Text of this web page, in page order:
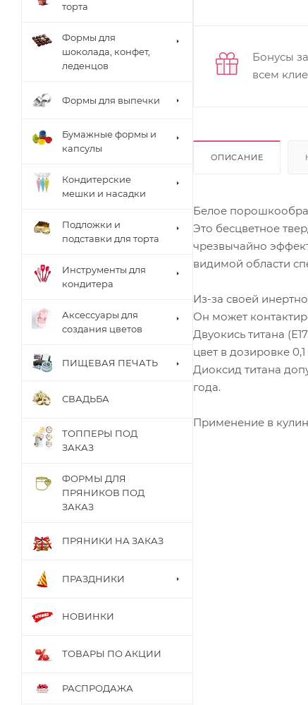
Бонусы
всем
ОПИСАНИЕ
Белое
Это бесцветное
чрезвычайно
видимой области
Из-за своей
Он может
Двуокись титана
цвет в дозировке 0,1
Диоксид титана
года.
Применение в
торта
Формы для
шоколада, конфет,
леденцов
Формы для выпечки
Бумажные формы и
капсулы
Кондитерские
мешки и насадки
Подложки и
подставки для торта
Инструменты для
кондитера
Аксессуары для
создания цветов
ПИЩЕВАЯ ПЕЧАТЬ
СВАДЬБА
ТОППЕРЫ ПОД
ЗАКАЗ
ФОРМЫ ДЛЯ
ПРЯНИКОВ ПОД
ЗАКАЗ
ПРЯНИКИ НА ЗАКАЗ
ПРАЗДНИКИ
НОВИНКИ
ТОВАРЫ ПО АКЦИИ
РАСПРОДАЖА